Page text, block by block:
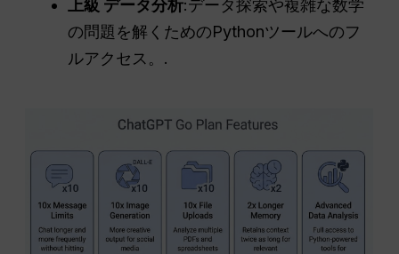
上級 データ分析:データ探索や複雑な数学
の問題を解くためのPythonツールへのフ
ルアクセス。.